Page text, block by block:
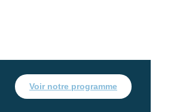
Voir notre programme